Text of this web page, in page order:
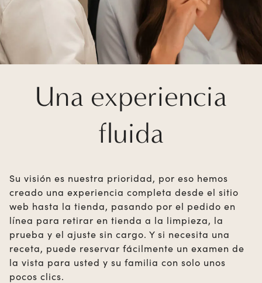
Una experiencia
fluida
Su visión es nuestra prioridad, por eso hemos
creado una experiencia completa desde el sitio
web hasta la tienda, pasando por el pedido en
línea para retirar en tienda a la limpieza, la
prueba y el ajuste sin cargo. Y si necesita una
receta, puede reservar fácilmente un examen de
la vista para usted y su familia con solo unos
pocos clics.